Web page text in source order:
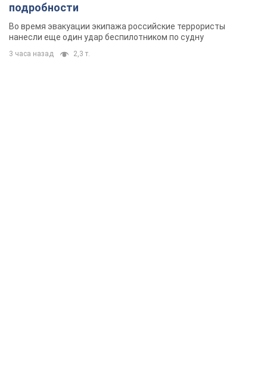
подробности
Во время эвакуации экипажа российские террористы
нанесли еще один удар беспилотником по судну
3 часа назад 2,3 т.